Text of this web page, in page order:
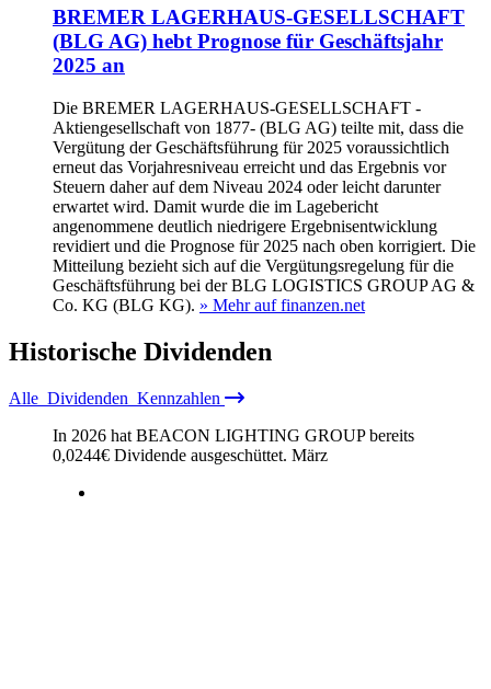
BREMER LAGERHAUS-GESELLSCHAFT
(BLG AG) hebt Prognose für Geschäftsjahr
2025 an
Die BREMER LAGERHAUS-GESELLSCHAFT -
Aktiengesellschaft von 1877- (BLG AG) teilte mit, dass die
Vergütung der Geschäftsführung für 2025 voraussichtlich
erneut das Vorjahresniveau erreicht und das Ergebnis vor
Steuern daher auf dem Niveau 2024 oder leicht darunter
erwartet wird. Damit wurde die im Lagebericht
angenommene deutlich niedrigere Ergebnisentwicklung
revidiert und die Prognose für 2025 nach oben korrigiert. Die
Mitteilung bezieht sich auf die Vergütungsregelung für die
Geschäftsführung bei der BLG LOGISTICS GROUP AG &
Co. KG (BLG KG). » Mehr auf finanzen.net
Historische Dividenden
Alle Dividenden Kennzahlen
In 2026 hat BEACON LIGHTING GROUP bereits
0,0244€ Dividende ausgeschüttet. März